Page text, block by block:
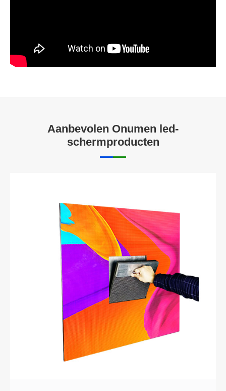
Aanbevolen Onumen led-
schermproducten